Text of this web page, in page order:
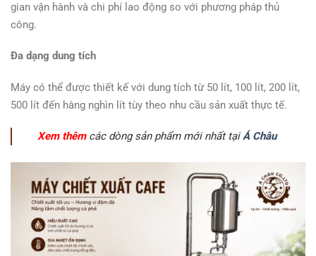
gian vận hành và chi phí lao động so với phương pháp thủ
công.
Đa dạng dung tích
Máy có thể được thiết kế với dung tích từ 50 lít, 100 lít, 200 lít,
500 lít đến hàng nghìn lít tùy theo nhu cầu sản xuất thực tế.
Xem thêmcác dòng sản phẩm mới nhất tạiÁ Châu